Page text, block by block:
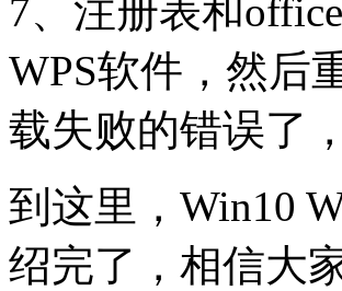
7、注册表和
WPS软件，然后
载失败的错误了
到这里，Win10
绍完了，相信大